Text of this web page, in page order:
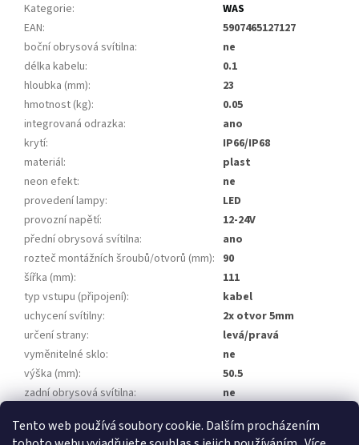
Tento web používá soubory cookie. Dalším procházením
Kategorie:
WAS
EAN:
5907465127127
boční obrysová svítilna:
ne
délka kabelu:
0.1
hloubka (mm):
23
hmotnost (kg):
0.05
integrovaná odrazka:
ano
krytí:
IP66/IP68
materiál:
plast
neon efekt:
ne
provedení lampy:
LED
provozní napětí:
12-24V
přední obrysová svítilna:
ano
rozteč montážních šroubů/otvorů (mm): 90
šířka (mm):
111
typ vstupu (připojení):
kabel
uchycení svítilny:
2x otvor 5mm
určení strany:
levá/pravá
vyměnitelné sklo:
ne
výška (mm):
50.5
zadní obrysová svítilna:
ne